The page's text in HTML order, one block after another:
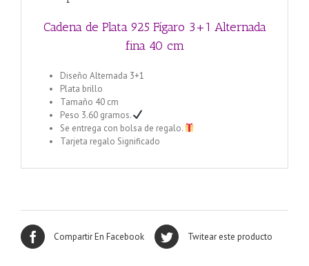
Cadena de Plata 925 Fígaro 3+1 Alternada
fina 40 cm
Diseño Alternada 3+1
Plata brillo
Tamaño 40 cm
Peso 3.60 gramos.
Se entrega con bolsa de regalo.
Tarjeta regalo Significado
Compartir En Facebook Twitear este producto